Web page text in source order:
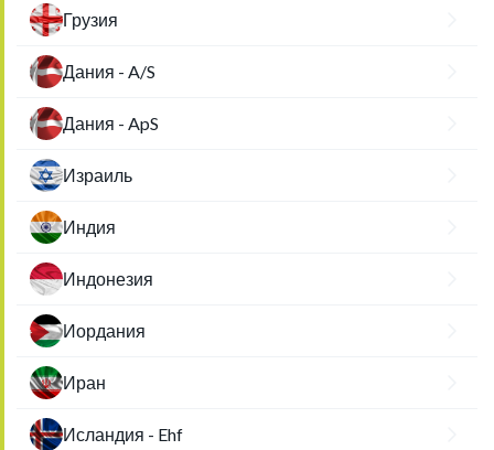
Грузия
Дания - A/S
Дания - ApS
Израиль
Индия
Индонезия
Иордания
Иран
Исландия - Ehf